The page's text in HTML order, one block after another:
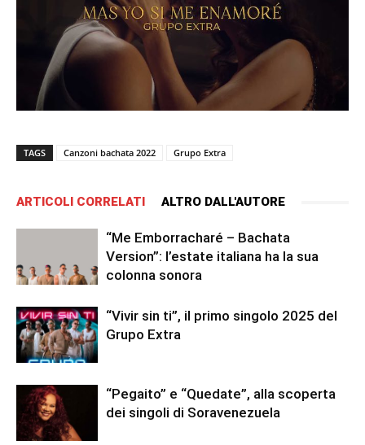
TAGS Canzoni bachata 2022 Grupo Extra
ARTICOLI CORRELATI ALTRO DALL'AUTORE
“Me Emborracharé – Bachata
Version”: l’estate italiana ha la sua
colonna sonora
“Vivir sin ti”, il primo singolo 2025 del
Grupo Extra
“Pegaito” e “Quedate”, alla scoperta
dei singoli di Soravenezuela